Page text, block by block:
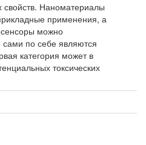
свойств. Наноматериалы
применения, а
можно
по себе являются
категория может в
токсических